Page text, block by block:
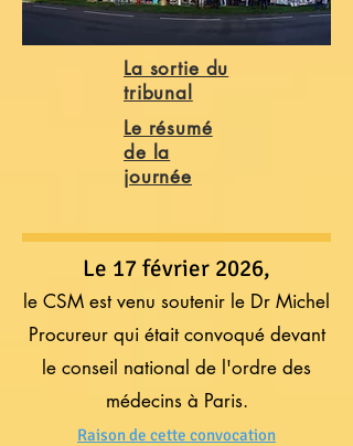
La sortie du
tribunal
Le résumé
de la
journée
Le 17 février 2026,
le CSM est venu soutenir le Dr Michel
Procureur qui était convoqué devant
le conseil national de l'ordre des
médecins à Paris.
Raison de cette convocation